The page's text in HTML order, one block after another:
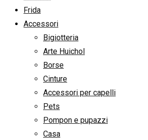
Frida
Accessori
Bigiotteria
Arte Huichol
Borse
Cinture
Accessori per capelli
Pets
Pompon e pupazzi
Casa